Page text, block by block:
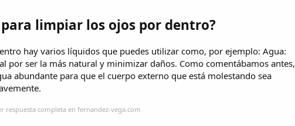
para limpiar los ojos por dentro?
hay varios líquidos que puedes utilizar como, por ejemplo: Agua:
por ser la más natural y minimizar daños. Como comentábamos antes,
abundante para que el cuerpo externo que está molestando sea
respuesta completa en fernandez-vega.com